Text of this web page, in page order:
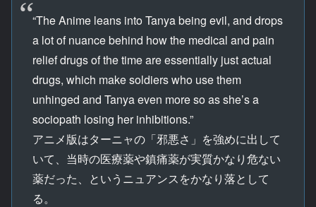
“The Anime leans into Tanya being evil, and drops
a lot of nuance behind how the medical and pain
relief drugs of the time are essentially just actual
drugs, which make soldiers who use them
unhinged and Tanya even more so as she’s a
sociopath losing her inhibitions.”
アニメ版はターニャの「邪悪さ」を強めに出して
いて、当時の医療薬や鎮痛薬が実質かなり危ない
薬だった、というニュアンスをかなり落として
る。